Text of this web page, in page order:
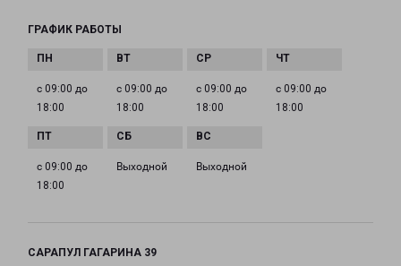
ГРАФИК РАБОТЫ
с 09:00 до
18:00
с 09:00 до
18:00
с 09:00 до
18:00
с 09:00 до
18:00
с 09:00 до
18:00
Выходной Выходной
САРАПУЛ ГАГАРИНА 39